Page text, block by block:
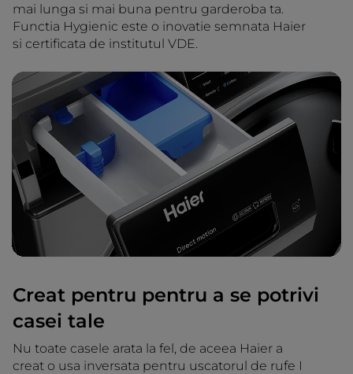
mai lunga si mai buna pentru garderoba ta.
Functia Hygienic este o inovatie semnata Haier
si certificata de institutul VDE.
Creat pentru pentru a se potrivi
casei tale
Nu toate casele arata la fel, de aceea Haier a
creat o usa inversata pentru uscatorul de rufe I